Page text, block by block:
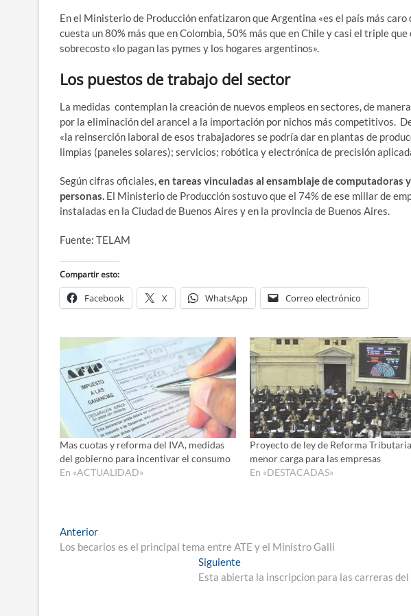
En el Ministerio de Producción enfatizaron que Argentina «es el país más caro
cuesta un 80% más que en Colombia, 50% más que en Chile y casi el triple
sobrecosto «lo pagan las pymes y los hogares argentinos».
Los puestos de trabajo del sector
La medidas contemplan la creación de nuevos empleos en sectores, de
por la eliminación del arancel a la importación por nichos más competitivos.
«la reinserción laboral de esos trabajadores se podría dar en plantas de
limpias (paneles solares); servicios; robótica y electrónica de precisión
Según cifras oficiales,en tareas vinculadas al ensamblaje de computadoras
personas. El Ministerio de Producción sostuvo que el 74% de ese millar de
instaladas en la Ciudad de Buenos Aires y en la provincia de Buenos Aires.
Fuente: TELAM
Compartir esto:
Facebook X WhatsApp Correo electrónico
Mas cuotas y reforma del IVA, medidas
del gobierno para incentivar el consumo
En «ACTUALIDAD»
Proyecto de ley de Reforma
menor carga para las empresas
En «DESTACADAS»
Navegación
de
AnteriorEntrada
anterior:
Los becarios es el principal tema entre ATE y el Ministro Galli
SiguienteEntrada
siguiente:
Esta abierta la inscripcion para las carreras